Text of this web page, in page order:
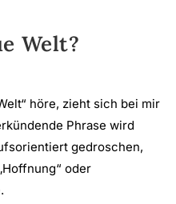
Welt?
höre, zieht sich bei mir
Phrase wird
gedroschen,
oder